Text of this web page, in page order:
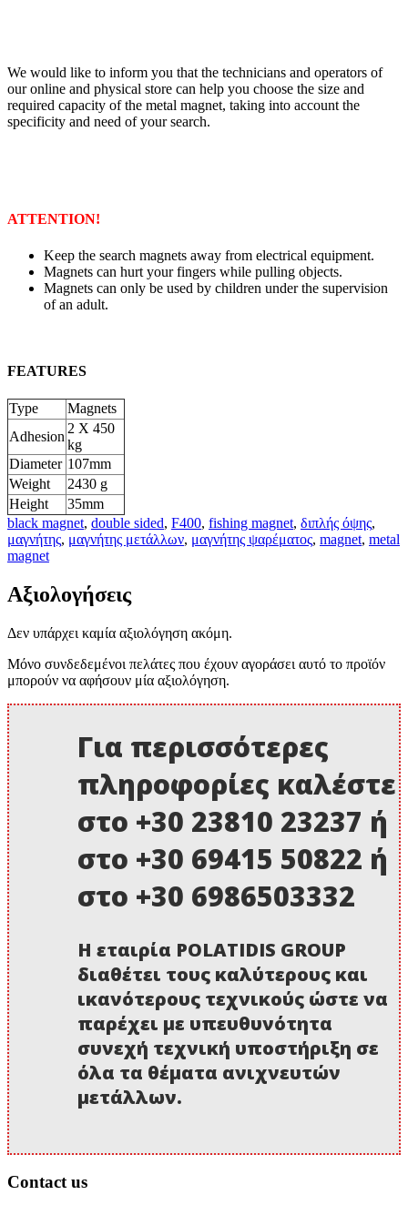
We would like to inform you that the technicians and operators of
our online and physical store can help you choose the size and
required capacity of the metal magnet, taking into account the
specificity and need of your search.
ATTENTION!
Keep the search magnets away from electrical equipment.
Magnets can hurt your fingers while pulling objects.
Magnets can only be used by children under the supervision
of an adult.
FEATURES
Type
Magnets
Adhesion
2 Χ 450
kg
Diameter 107mm
Weight
2430 g
Height
35mm
black magnet, double sided, F400, fishing magnet, διπλής όψης,
μαγνήτης, μαγνήτης μετάλλων, μαγνήτης ψαρέματος, magnet, metal
magnet
Αξιολογήσεις
Δεν υπάρχει καμία αξιολόγηση ακόμη.
Μόνο συνδεδεμένοι πελάτες που έχουν αγοράσει αυτό το προϊόν
μπορούν να αφήσουν μία αξιολόγηση.
Για περισσότερες
πληροφορίες καλέστε
στο +30 23810 23237 ή
στο +30 69415 50822 ή
στο +30 6986503332
Η εταιρία POLATIDIS GROUP
διαθέτει τους καλύτερους και
ικανότερους τεχνικούς ώστε να
παρέχει με υπευθυνότητα
συνεχή τεχνική υποστήριξη σε
όλα τα θέματα ανιχνευτών
μετάλλων.
Contact us